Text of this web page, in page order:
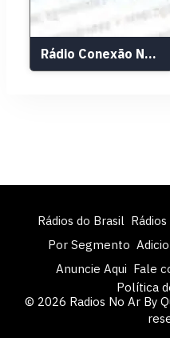
Rádio Conexão Nordeste
Rádios do Brasil
Por Segmento
Anuncie Aqui Fale
Política
© 2026 Radios No Ar By